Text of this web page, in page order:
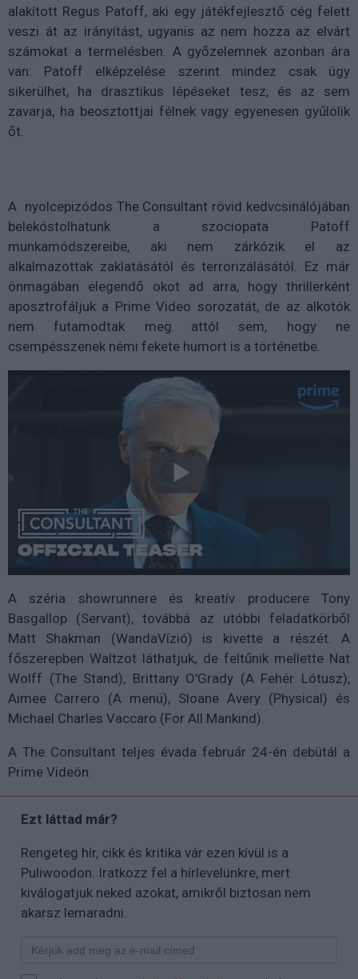
alakított Regus Patoff, aki egy játékfejlesztő cég felett
veszi át az irányítást, ugyanis az nem hozza az elvárt
számokat a termelésben. A győzelemnek azonban ára
van: Patoff elképzelése szerint mindez csak úgy
sikerülhet, ha drasztikus lépéseket tesz, és az sem
zavarja, ha beosztottjai félnek vagy egyenesen gyűlölik
őt.
A nyolcepizódos The Consultant rövid kedvcsinálójában
belekóstolhatunk a szociopata Patoff
munkamódszereibe, aki nem zárkózik el az
alkalmazottak zaklatásától és terrorizálásától. Ez már
önmagában elegendő okot ad arra, hogy thrillerként
aposztrofáljuk a Prime Video sorozatát, de az alkotók
nem futamodtak meg attól sem, hogy ne
csempésszenek némi fekete humort is a történetbe.
A széria showrunnere és kreatív producere Tony
Basgallop (Servant), továbbá az utóbbi feladatkörből
Matt Shakman (WandaVízió) is kivette a részét. A
főszerepben Waltzot láthatjuk, de feltűnik mellette Nat
Wolff (The Stand), Brittany O'Grady (A Fehér Lótusz),
Aimee Carrero (A menü), Sloane Avery (Physical) és
Michael Charles Vaccaro (For All Mankind).
A The Consultant teljes évada február 24-én debütál a
Prime Videón.
Ezt láttad már?
Rengeteg hír, cikk és kritika vár ezen kívül is a
Puliwoodon. Iratkozz fel a hírlevelünkre, mert
kiválogatjuk neked azokat, amikről biztosan nem
akarsz lemaradni.